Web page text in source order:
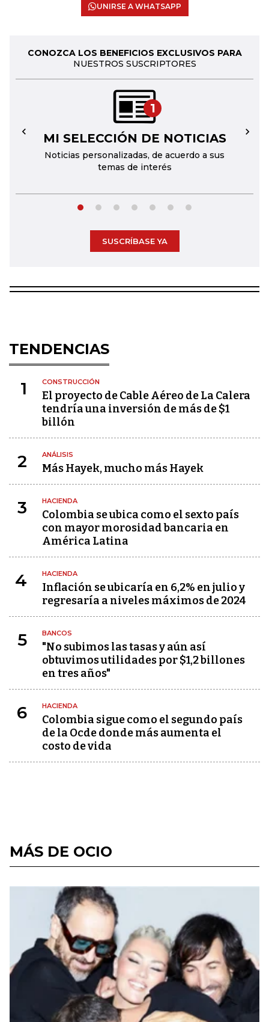
UNIRSE A WHATSAPP
CONOZCA LOS BENEFICIOS EXCLUSIVOS PARA
NUESTROS SUSCRIPTORES
1
MI SELECCIÓN DE NOTICIAS
Noticias personalizadas, de acuerdo a sus
temas de interés
← →
SUSCRÍBASE YA
TENDENCIAS
1 CONSTRUCCIÓN
El proyecto de Cable Aéreo de La Calera
tendría una inversión de más de $1
billón
2 ANÁLISIS
Más Hayek, mucho más Hayek
3 HACIENDA
Colombia se ubica como el sexto país
con mayor morosidad bancaria en
América Latina
4 HACIENDA
Inflación se ubicaría en 6,2% en julio y
regresaría a niveles máximos de 2024
5 BANCOS
"No subimos las tasas y aún así
obtuvimos utilidades por $1,2 billones
en tres años"
6 HACIENDA
Colombia sigue como el segundo país
de la Ocde donde más aumenta el
costo de vida
MÁS DE OCIO